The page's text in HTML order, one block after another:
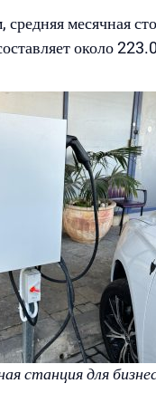
месячная
около
станция для